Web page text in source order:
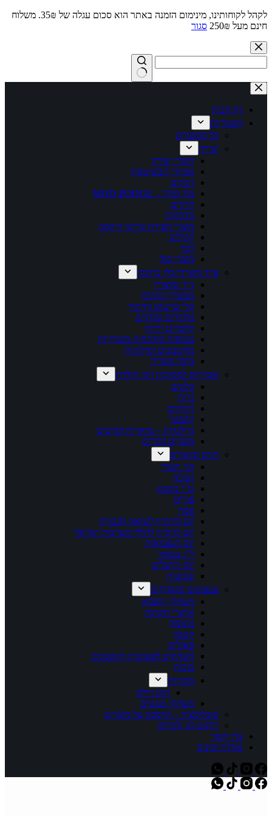
לקהל לקוחותינו, מינימום הזמנה באתר הוא סכום עגלה של 35₪. משלוח
חינם מעל 250₪
סגור
Skip
to
content
No
results
דף הבית
קטגוריות
כל המוצרים
יצירה
חומרי יצירה
אביזרי תכשיטנות
דבקים
מוד פודג' – MOD-PODGE
חרוזים
מדבקות
מוצרי תפירה סריגה ורקמה
קווילינג
לבד
מוצרי סול
ציוד משרדי/כלי כתיבה
נייר ומוצריו
מכשירי כתיבה
כלי שרטוט וחיתוך
מחדדים ומחקים
קלסרים ותיוק
עטיפות ומדבקות משרדיות
מחשבונים ומילוניות
מיכון משרדי
אביזרים למסיבות וימי הולדת
בלונים
נרות
זיקוקים
קונפטי
גרילנדות – מוארות וסרטים
מוצרים זוהרים
חגים ומועדים
חגי תשרי
חנוכה
ט"ו בשבט
פורים
פסח
יום הזיכרון לשואה ולגבורה
יום הזיכרון לחללי מערכות ישראל
יום העצמאות
ל"ג בעומר
יום ירושלים
שבועות
צעצועים ומשחקים
משחקי קופסא
אתגרי חשיבה
מונופול
קטאן
פאזלים
משחקים לפעוטות וקטנטנים
בובות
מכוניות
הוט ווילס
משחקי מגנטים
סובלימציה – הדפסה על מוצרים
ריהוט לגן ולכיתה
צרו קשר
אודות ימיניס